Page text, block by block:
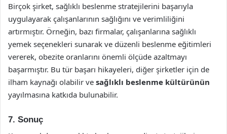
Birçok şirket, sağlıklı beslenme stratejilerini başarıyla
uygulayarak çalışanlarının sağlığını ve verimliliğini
artırmıştır. Örneğin, bazı firmalar, çalışanlarına sağlıklı
yemek seçenekleri sunarak ve düzenli beslenme eğitimleri
vererek, obezite oranlarını önemli ölçüde azaltmayı
başarmıştır. Bu tür başarı hikayeleri, diğer şirketler için de
ilham kaynağı olabilir ve sağlıklı beslenme kültürünün
yayılmasına katkıda bulunabilir.
7. Sonuç